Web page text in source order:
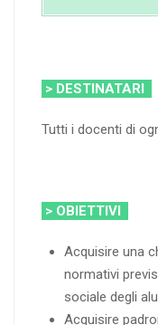
> DESTINATARI
Tutti i docenti di
> OBIETTIVI
Acquisire una
normativi
sociale degli
Acquisire